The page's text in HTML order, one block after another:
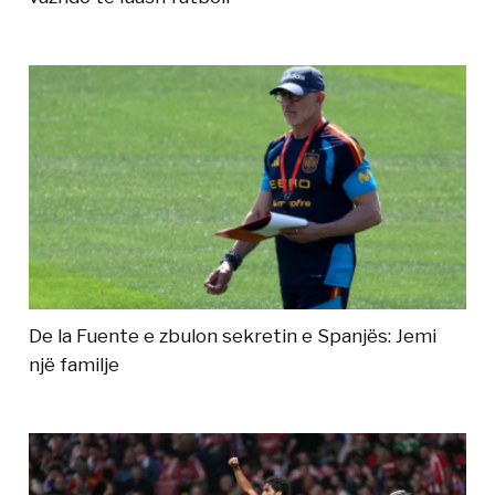
De la Fuente e zbulon sekretin e Spanjës: Jemi
një familje